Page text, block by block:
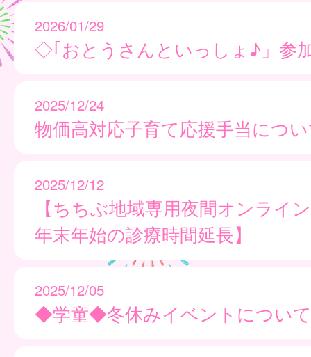
2026/01/29
◇｢おとうさんといっしょ♪」参
2025/12/24
物価高対応子育て応援手当につ
2025/12/12
【ちちぶ地域専用夜間オンライ
年末年始の診療時間延長】
2025/12/05
◆学童◆冬休みイベントについて